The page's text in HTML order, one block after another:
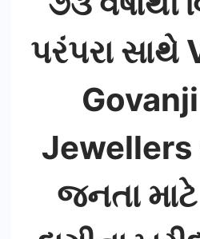
પરંપરા સાથે
Jewellers
જનતા માટે